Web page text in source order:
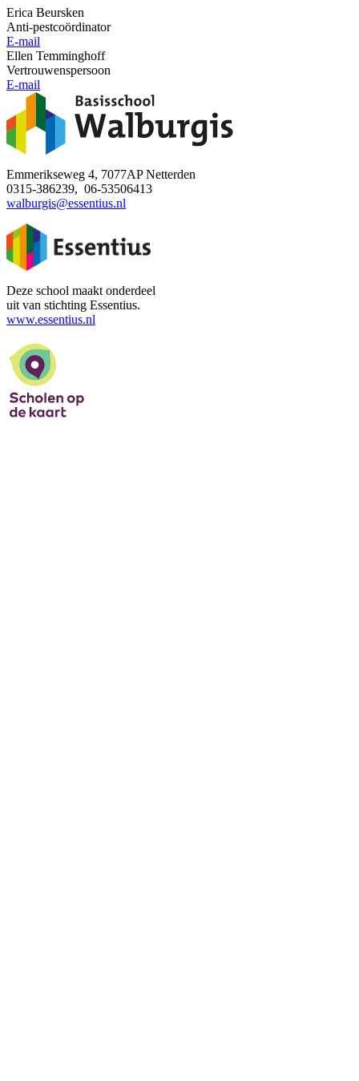
Erica Beursken
Anti-pestcoördinator
E-mail
Ellen Temminghoff
Vertrouwenspersoon
E-mail
Emmerikseweg 4, 7077AP Netterden
0315-386239, 06-53506413
walburgis@essentius.nl
Deze school maakt onderdeel
uit van stichting Essentius.
www.essentius.nl